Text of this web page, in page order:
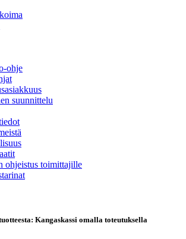
ohje
suunnittelu
ohjeistus toimittajille
Kangaskassi omalla toteutuksella